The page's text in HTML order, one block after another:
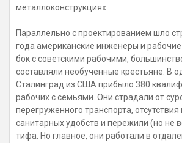
металлоконструкциях.
Параллельно с проектированием шло
года американские инженеры и рабочие
бок с советскими рабочими,
составляли необученные крестьяне. В
Сталинград из США прибыло 380
рабочих с семьями. Они страдали от
перегруженного транспорта,
санитарных удобств и пережили (но не
тифа. Но главное, они работали в